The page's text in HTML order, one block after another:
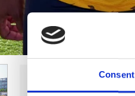
Consent